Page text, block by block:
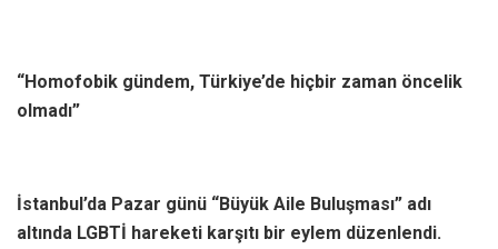
“Homofobik gündem, Türkiye’de hiçbir zaman öncelik
olmadı”
İstanbul’da Pazar günü “Büyük Aile Buluşması” adı
altında LGBTİ hareketi karşıtı bir eylem düzenlendi.